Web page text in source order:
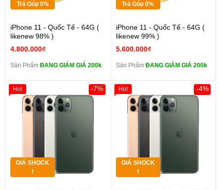
Trả Góp 0%
iPhone 11 - Quốc Tế - 64G (
likenew 98% )
4.800.000₫
Sản Phẩm ĐANG GIẢM GIÁ 200k
Trả Góp 0%
iPhone 11 - Quốc Tế - 64G (
likenew 99% )
5.600.000₫
Sản Phẩm ĐANG GIẢM GIÁ 200k
GIÁ SHOCK
!
-7%
Hot
GIÁ SHOCK
!
-4%
Hot